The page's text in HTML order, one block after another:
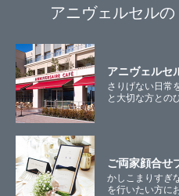
アニヴェルセル
アニヴェルセ
さりげない日常
と大切な方との
ご両家顔合せ
かしこまりすぎ
を行いたい方に